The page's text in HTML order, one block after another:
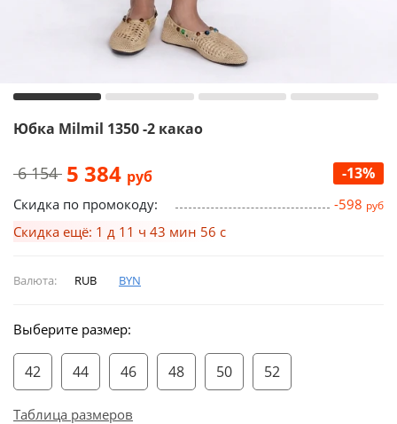
Юбка Milmil 1350 -2 какао
6 154 5 384 руб -13%
Скидка по промокоду: -598 руб
Скидка ещё: 1 д 11 ч 43 мин 55 с
Валюта: RUB BYN
Выберите размер:
42 44 46 48 50 52
Таблица размеров